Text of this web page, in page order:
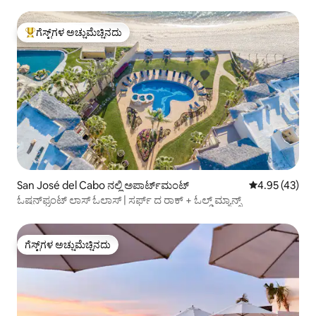
ಗೆಸ್ಟ್‌ಗಳಿಗೆ ಅತಿ ಹೆಚ್ಚು ಅಚ್ಚುಮೆಚ್ಚಿನದು
ಗೆಸ್ಟ್‌ಗಳ ಅಚ್ಚುಮೆಚ್ಚಿನದು
San José del Cabo ನಲ್ಲಿ ಅಪಾರ್ಟ್‌ಮಂಟ್ 5 ರಲ್ಲಿ 4.95
4.95 (43)
ಓಷನ್‌ಫ್ರಂಟ್ ಲಾಸ್ ಓಲಾಸ್ | ಸರ್ಫ್ ದ ರಾಕ್ + ಓಲ್ಡ್ ಮ್ಯಾನ್ಸ್
ಗೆಸ್ಟ್‌ಗಳ ಅಚ್ಚುಮೆಚ್ಚಿನದು
ಗೆಸ್ಟ್‌ಗಳ ಅಚ್ಚುಮೆಚ್ಚಿನದು